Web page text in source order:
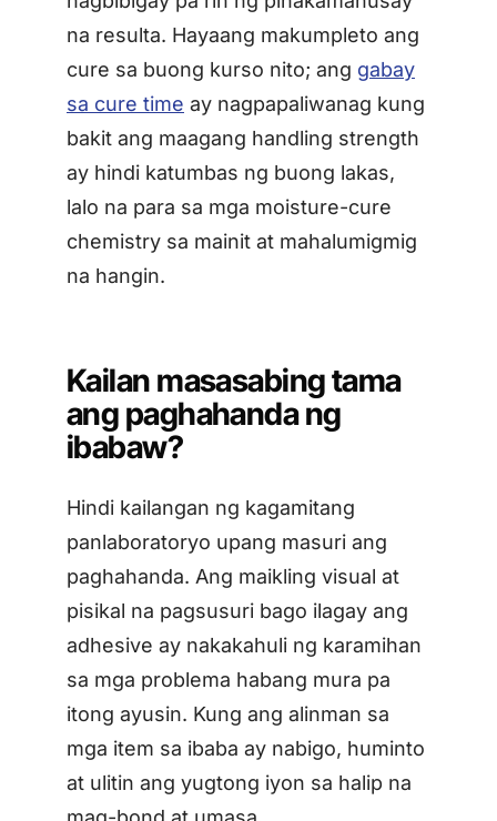
na resulta. Hayaang makumpleto ang
cure sa buong kurso nito; ang gabay
sa cure time ay nagpapaliwanag kung
bakit ang maagang handling strength
ay hindi katumbas ng buong lakas,
lalo na para sa mga moisture-cure
chemistry sa mainit at mahalumigmig
na hangin.
Kailan masasabing tama
ang paghahanda ng
ibabaw?
Hindi kailangan ng kagamitang
panlaboratoryo upang masuri ang
paghahanda. Ang maikling visual at
pisikal na pagsusuri bago ilagay ang
adhesive ay nakakahuli ng karamihan
sa mga problema habang mura pa
itong ayusin. Kung ang alinman sa
mga item sa ibaba ay nabigo, huminto
at ulitin ang yugtong iyon sa halip na